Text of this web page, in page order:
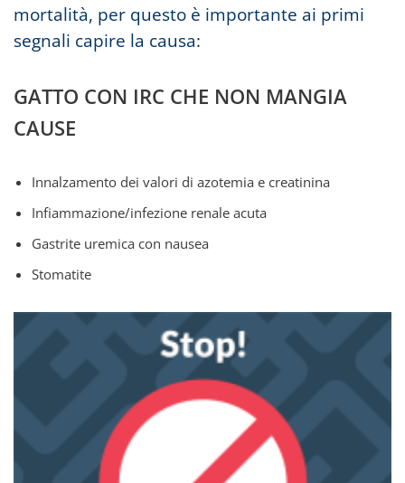
mortalità, per questo è importante ai primi
segnali capire la causa:
GATTO CON IRC CHE NON MANGIA
CAUSE
Innalzamento dei valori di azotemia e creatinina
Infiammazione/infezione renale acuta
Gastrite uremica con nausea
Stomatite